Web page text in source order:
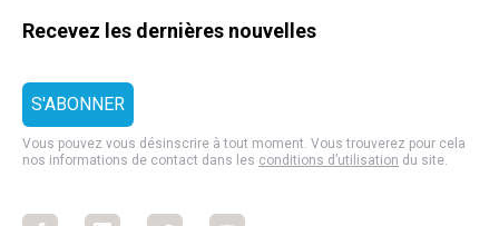
Recevez les dernières nouvelles
Vous pouvez vous désinscrire à tout moment. Vous trouverez pour cela
nos informations de contact dans les conditions d’utilisation du site.